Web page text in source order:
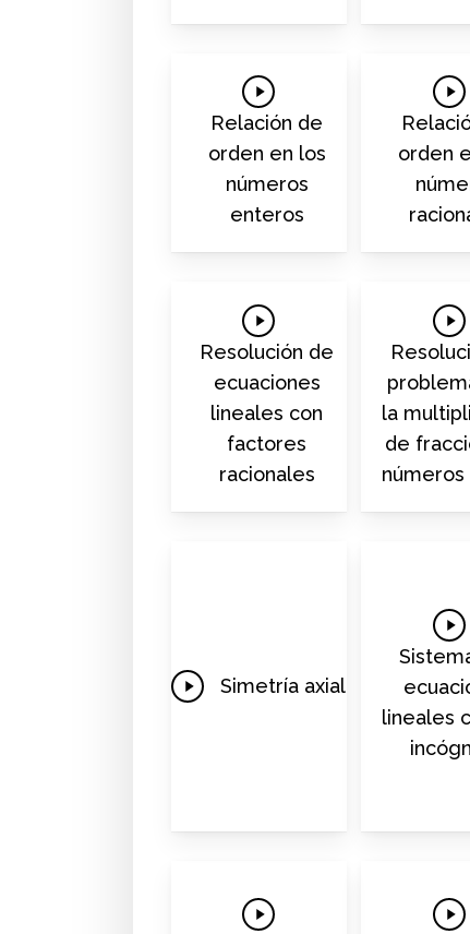
Play
Video
Relación de
orden en los
números
enteros
Play
orden
Play
Video
Resolución de
ecuaciones
lineales con
factores
racionales
Play
la
de
números
Play
Simetría axial
Play
lineales
Play
Play